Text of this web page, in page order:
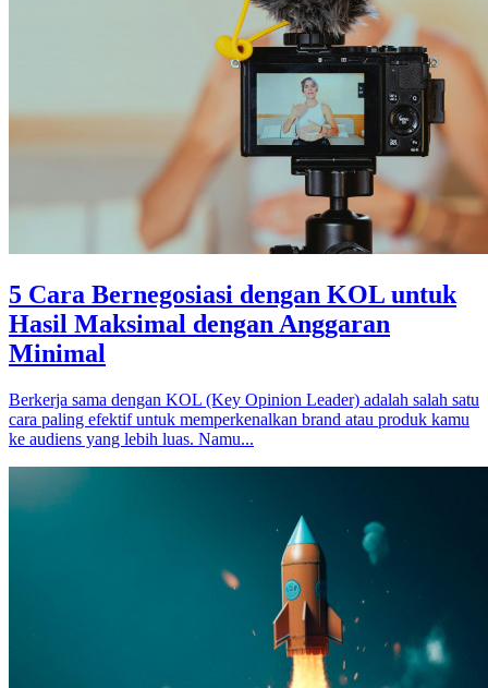
5 Cara Bernegosiasi dengan KOL untuk
Hasil Maksimal dengan Anggaran
Minimal
Berkerja sama dengan KOL (Key Opinion Leader) adalah salah satu
cara paling efektif untuk memperkenalkan brand atau produk kamu
ke audiens yang lebih luas. Namu...